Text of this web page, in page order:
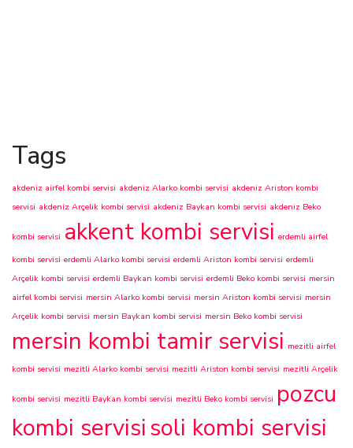
Tags
akdeniz airfel kombi servisi akdeniz Alarko kombi servisi akdeniz Ariston kombi
servisi akdeniz Arçelik kombi servisi akdeniz Baykan kombi servisi akdeniz Beko
kombi servisi akkent kombi servisi erdemli airfel
kombi servisi erdemli Alarko kombi servisi erdemli Ariston kombi servisi erdemli
Arçelik kombi servisi erdemli Baykan kombi servisi erdemli Beko kombi servisi mersin
airfel kombi servisi mersin Alarko kombi servisi mersin Ariston kombi servisi mersin
Arçelik kombi servisi mersin Baykan kombi servisi mersin Beko kombi servisi
mersin kombi tamir servisi mezitli airfel
kombi servisi mezitli Alarko kombi servisi mezitli Ariston kombi servisi mezitli Arçelik
kombi servisi mezitli Baykan kombi servisi mezitli Beko kombi servisi pozcu
kombi servisisoli kombi servisi